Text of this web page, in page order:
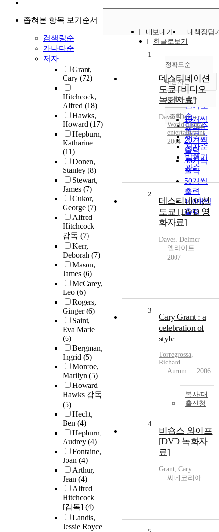
좁혀본 항목 보기순서
검색량순
가나다순
저자
Grant,
Cary (72)
Hitchcock,
Alfred (18)
Hawks,
Howard (17)
Hepburn,
Katharine
(11)
Donen,
Stanley (8)
Stewart,
James (7)
Cukor,
George (7)
Alfred
Hitchcock
감독 (7)
Kerr,
Deborah (7)
Mason,
James (6)
McCarey,
Leo (6)
Rogers,
Ginger(6)
Saint,
Eva Marie
(6)
Bergman,
Ingrid (5)
Monroe,
Marilyn (5)
Howard
Hawks 감독
(5)
Hecht,
Ben (4)
Hepburn,
Audrey (4)
Fontaine,
Joan (4)
Arthur,
Jean (4)
Alfred
Hitchcock
[감독] (4)
Landis,
Jessie Royce
내보내기
내책장담
한글로보기
정확도순
정확도
순
인기도
순
연도순
제목순
저자순
발행기
관순
내림차순
내림차순
10개씩 출력
10개씩
출력
20개씩
출력
30개씩
출력
50개씩
출력
100개씩
출력
조회
1
데스티네이션
도쿄 [비디오
녹화자료]
Daves, Delmer
World digital
entertainment
2004
2
데스티네이션
도쿄 [DVD 영
화자료]
Daves, Delmer
엘라이트
2007
3
Cary Grant : a
celebration of
style
Torregrossa,
Richard
Aurum
2006
복사/대
출신청
4
비숍스 와이프
[DVD 녹화자
료]
Grant, Cary
씨네코리아